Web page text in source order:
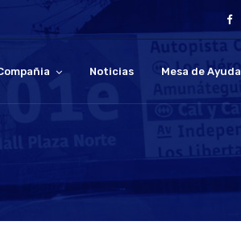
Noticias Mesa de Ayuda